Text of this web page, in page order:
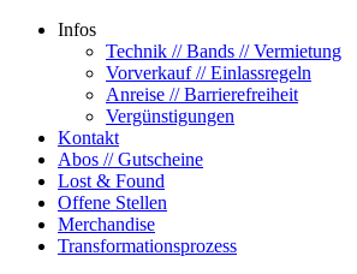
Infos
Technik // Bands // Vermietung
Vorverkauf // Einlassregeln
Anreise // Barrierefreiheit
Vergünstigungen
Kontakt
Abos // Gutscheine
Lost & Found
Offene Stellen
Merchandise
Transformationsprozess